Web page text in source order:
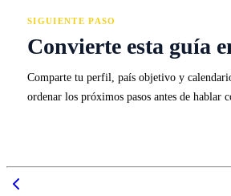
SIGUIENTE PASO
Convierte esta guía
Comparte tu perfil, país objetivo y
ordenar los próximos pasos antes de hablar